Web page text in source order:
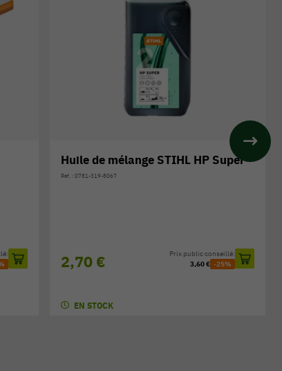
Huile de mélange STIHL HP Super
Réf. : 0781-319-8067
2,70 €
Prix public conseillé:
3,60 € -25%
EN STOCK